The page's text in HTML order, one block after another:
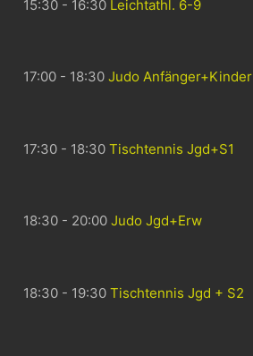
15:30 - 16:30 Leichtathl. 6-9
17:00 - 18:30 Judo Anfänger+Kinder
17:30 - 18:30 Tischtennis Jgd+S1
18:30 - 20:00 Judo Jgd+Erw
18:30 - 19:30 Tischtennis Jgd + S2